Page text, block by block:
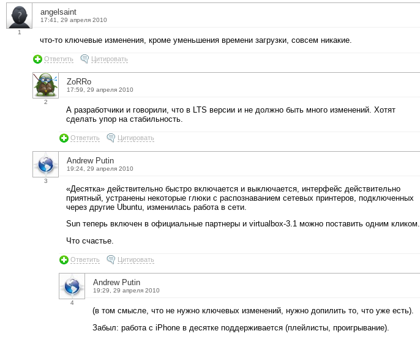
1
angelsaint
17:41, 29 апреля 2010
что-то ключевые изменения, кроме уменьшения времени загрузки, совсем никакие.
Ответить Цитировать
2
ZoRRo
17:59, 29 апреля 2010
А разработчики и говорили, что в LTS версии и не должно быть много изменений. Хотят
сделать упор на стабильность.
Ответить Цитировать
3
Andrew Putin
19:24, 29 апреля 2010
«Десятка» действительно быстро включается и выключается, интерфейс действительно
приятный, устранены некоторые глюки с распознаванием сетевых принтеров, подключенных
через другие Ubuntu, изменилась работа в сети.
Sun теперь включен в официальные партнеры и virtualbox-3.1 можно поставить одним кликом.
Что счастье.
Ответить Цитировать
4
Andrew Putin
19:29, 29 апреля 2010
(в том смысле, что не нужно ключевых изменений, нужно допилить то, что уже есть).
Забыл: работа с iPhone в десятке поддерживается (плейлисты, проигрывание).